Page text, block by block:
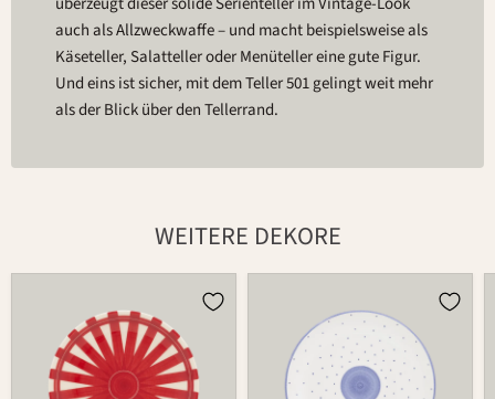
auch als Allzweckwaffe – und macht beispielsweise als
Käseteller, Salatteller oder Menüteller eine gute Figur.
Und eins ist sicher, mit dem Teller 501 gelingt weit mehr
als der Blick über den Tellerrand.
WEITERE DEKORE